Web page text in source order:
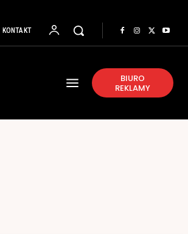
KONTAKT
BIURO
REKLAMY